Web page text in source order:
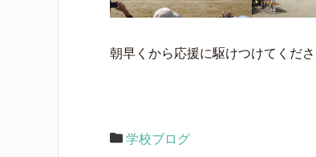
朝早くから応援に駆けつけてくだ
学校ブログ